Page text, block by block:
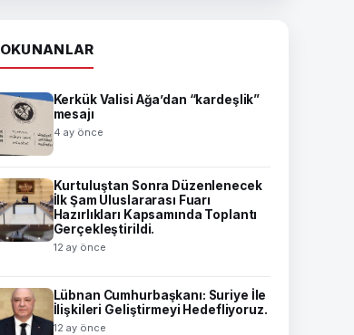
Kerkük Valisi Ağa’dan “kardeşlik”
mesajı
4 ay önce
Kurtuluştan Sonra Düzenlenecek
İlk Şam Uluslararası Fuarı
Hazırlıkları Kapsamında Toplantı
Gerçekleştirildi.
12 ay önce
Lübnan Cumhurbaşkanı: Suriye İle
İlişkileri Geliştirmeyi Hedefliyoruz.
12 ay önce